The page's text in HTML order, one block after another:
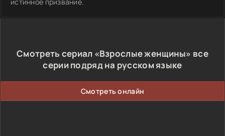
Смотреть сериал «Взрослые женщины» все
серии подряд на русском языке
Смотреть онлайн